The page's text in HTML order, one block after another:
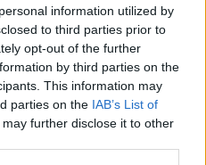
information utilized by
to third parties prior to
opt-out of the further
by third parties on the
This information may
parties on the IAB’s List of
may further disclose it to other
hogy milyen hamar
hogy Norvégiában
visszafogottan ...